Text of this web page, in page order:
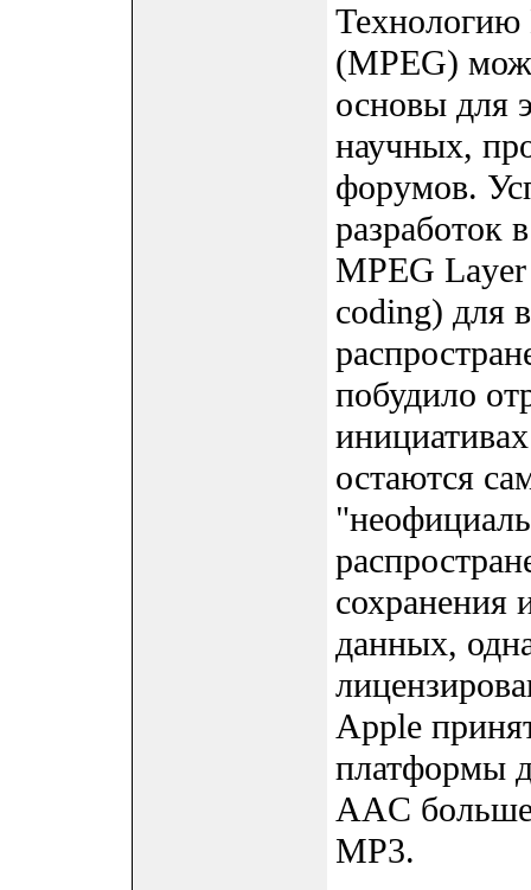
Технологию
(MPEG)
основы для
научных,
форумов.
разработок
MPEG
coding) для
побудило
остаются
сохранения
данных,
Apple
платформы
AAC
MP3.